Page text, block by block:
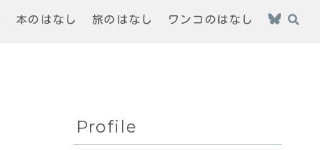
本のはなし 旅のはなし ワンコのはなし
Profile